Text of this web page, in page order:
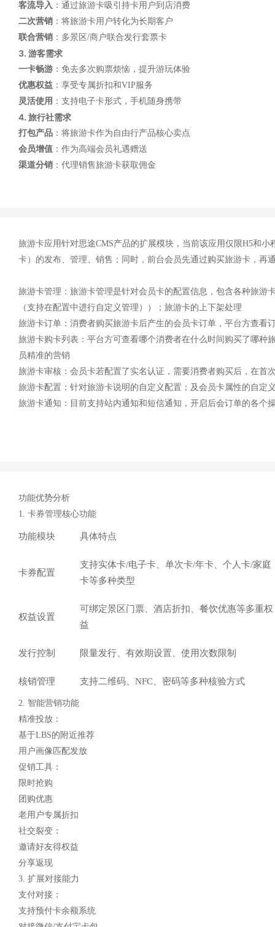
客流导入 ：通过旅游卡吸引持卡用户到店消费
二次营销 ：将旅游卡用户转化为长期客户
联合营销 ：多景区/商户联合发行套票卡
3. 游客需求
一卡畅游 ：免去多次购票烦恼，提升游玩体验
优惠权益 ：享受专属折扣和VIP服务
灵活使用 ：支持电子卡形式，手机随身携带
4. 旅行社需求
打包产品 ：将旅游卡作为自由行产品核心卖点
会员增值 ：作为高端会员礼遇赠送
渠道分销 ：代理销售旅游卡获取佣金
旅游卡应用针对思途CMS产品的扩展模块，当前该应用仅限H5和
卡）的发布、管理、销售；同时，前台会员先通过购买旅游卡，
旅游卡管理：旅游卡管理是针对会员卡的配置信息，包含各种旅
（支持在配置中进行自定义管理））；旅游卡的上下架处理
旅游卡订单：消费者购买旅游卡后产生的会员卡订单，平台方查看
旅游卡购卡列表：平台方可查看哪个消费者在什么时间购买了哪
员精准的营销
旅游卡审核：会员卡若配置了实名认证，需要消费者购买后，在
旅游卡配置：针对旅游卡说明的自定义配置；及会员卡属性的自定
旅游卡通知：目前支持站内通知和短信通知，开启后会订单的各个
功能优势分析
1. 卡券管理核心功能
功能模块 具体特点
卡券配置
支持实体卡/电子卡、单次卡/年卡、个人卡/家庭
卡等多种类型
权益设置
可绑定景区门票、酒店折扣、餐饮优惠等多重权
益
发行控制 限量发行、有效期设置、使用次数限制
核销管理 支持二维码、NFC、密码等多种核验方式
2. 智能营销功能
精准投放：
基于LBS的附近推荐
用户画像匹配发放
促销工具：
限时抢购
团购优惠
老用户专属折扣
社交裂变：
邀请好友得权益
分享返现
3. 扩展对接能力
支付对接：
支持预付卡余额系统